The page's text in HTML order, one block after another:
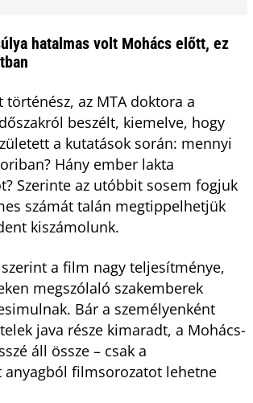
hatalmas volt Mohács előtt, ez
történész, az MTA doktora a
beszélt, kiemelve, hogy
a kutatások során: mennyi
Hány ember lakta
Szerinte az utóbbit sosem fogjuk
számát talán megtippelhetjük
kiszámolunk.
szerint a film nagy teljesítménye,
megszólaló szakemberek
Bár a személyenként
java része kimaradt, a Mohács-
áll össze – csak a
filmsorozatot lehetne